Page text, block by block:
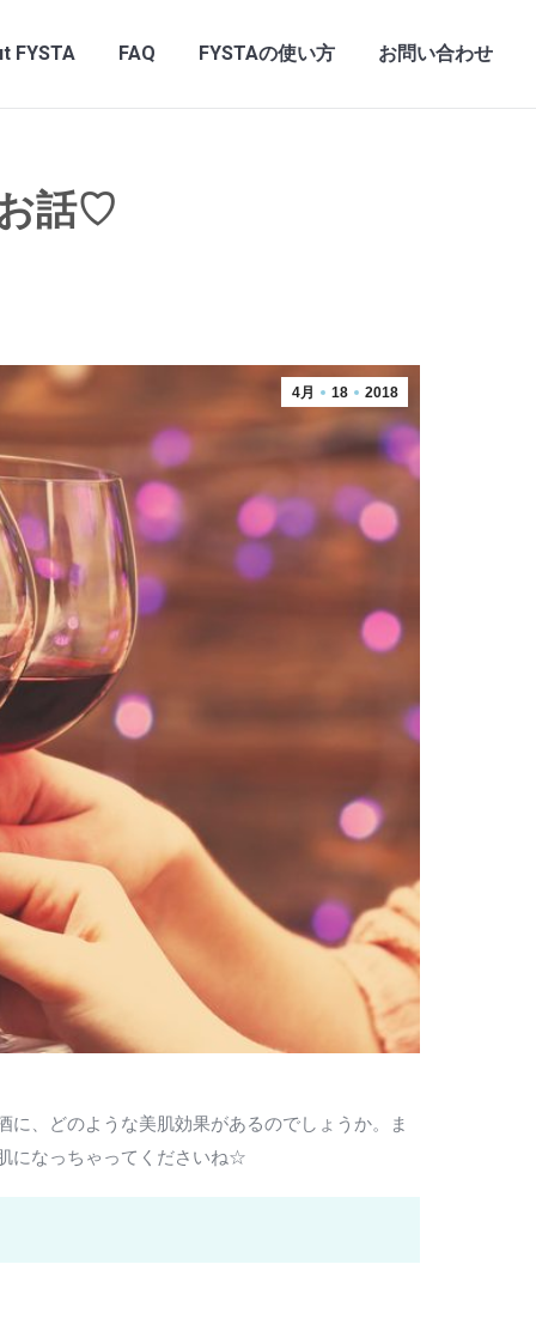
FYSTA FAQ FYSTAの使い方 お問い合わせ
話♡
4月 18 2018
、どのような美肌効果があるのでしょうか。ま
になっちゃってくださいね☆